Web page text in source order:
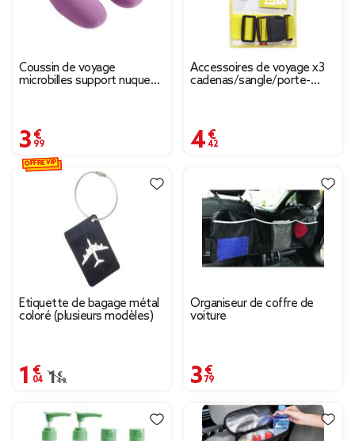
Coussin de voyage
microbilles support nuque
3,99 €
Accessoires de voyage x3
cadenas/sangle/porte-
4,42 €
Étiquette de bagage métal
coloré (plusieurs modèles)
1,04 €
Prix remisé de 1,49 € à 1,04 €
1,49 €
OFFRE VIP
Organiseur de coffre de
voiture
3,79 €